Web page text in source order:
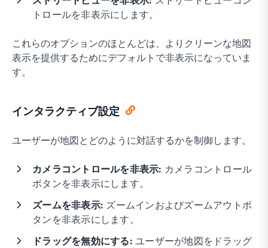
トロールを非表示にします。
これらのオプションのほとんどは、よりクリーンな地図
表示を提供するためにデフォルトで非表示になっていま
す。
インタラクティブ設定
ユーザーが地図とどのように対話するかを制御します。
カメラコントロールを非表示: カメラコントロール
ボタンを非表示にします。
ズームを非表示: ズームインおよびズームアウトボ
タンを非表示にします。
ドラッグを無効にする: ユーザーが地図をドラッグ